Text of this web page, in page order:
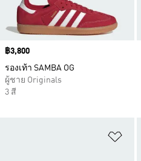
Price
฿3,800
รองเท้า SAMBA OG
ผู้ชาย Originals
3 สี